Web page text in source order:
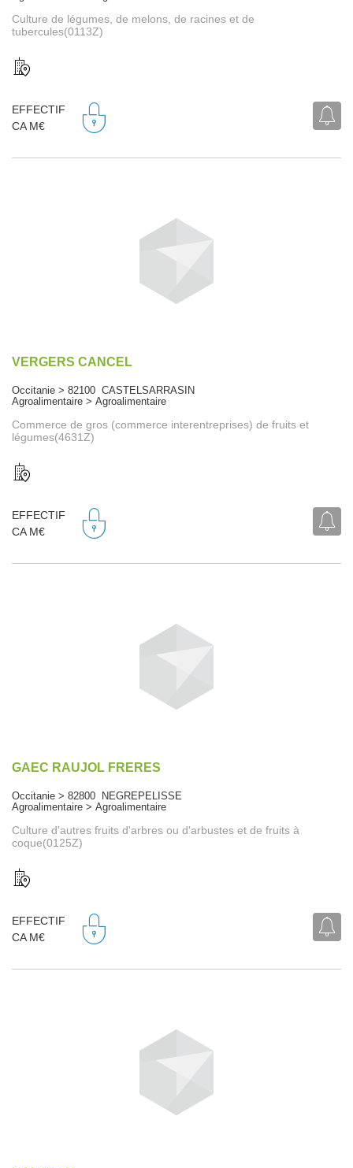
Culture de légumes, de melons, de racines et de
tubercules(0113Z)
EFFECTIF
CA M€
VERGERS CANCEL
Occitanie > 82100 CASTELSARRASIN
Agroalimentaire > Agroalimentaire
Commerce de gros (commerce interentreprises) de fruits et
légumes(4631Z)
EFFECTIF
CA M€
GAEC RAUJOL FRERES
Occitanie > 82800 NEGREPELISSE
Agroalimentaire > Agroalimentaire
Culture d'autres fruits d'arbres ou d'arbustes et de fruits à
coque(0125Z)
EFFECTIF
CA M€